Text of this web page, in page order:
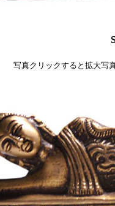
写真クリックすると拡大写